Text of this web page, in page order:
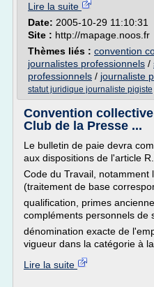
Lire la suite
Date: 2005-10-29 11:10:31
Site : http://mapage.noos.fr
Thèmes liés : convention
journalistes professionnels /
professionnels / journaliste
statut juridique journaliste pigiste
Convention collective
Club de la Presse ...
Le bulletin de paie devra
aux dispositions de l'article
Code du Travail, notamment
(traitement de base
qualification, primes
compléments personnels de
dénomination exacte de
vigueur dans la catégorie à
Lire la suite